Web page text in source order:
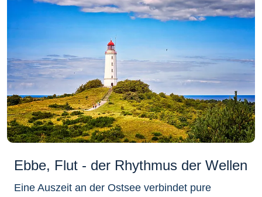
Ebbe, Flut - der Rhythmus der Wellen
Eine Auszeit an der Ostsee verbindet pure